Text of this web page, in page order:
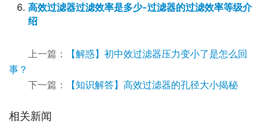
高效过滤器过滤效率是多少-过滤器的过滤效率等级介
绍
上一篇：
【解惑】初中效过滤器压力变小了是怎么回
事？
下一篇：
【知识解答】高效过滤器的孔径大小揭秘
相关新闻